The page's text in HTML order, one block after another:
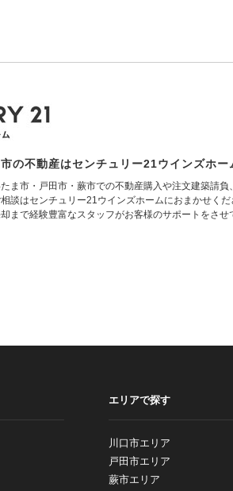
の不動産はセンチュリー21ウインズホー
ま市・戸田市・蕨市での不動産購入や注文建築請負
談はセンチュリー21ウインズホームにおまかせくだ
まで経験豊富なスタッフがお客様のサポートをさせ
エリアで探す
川口市エリア
戸田市エリア
蕨市エリア